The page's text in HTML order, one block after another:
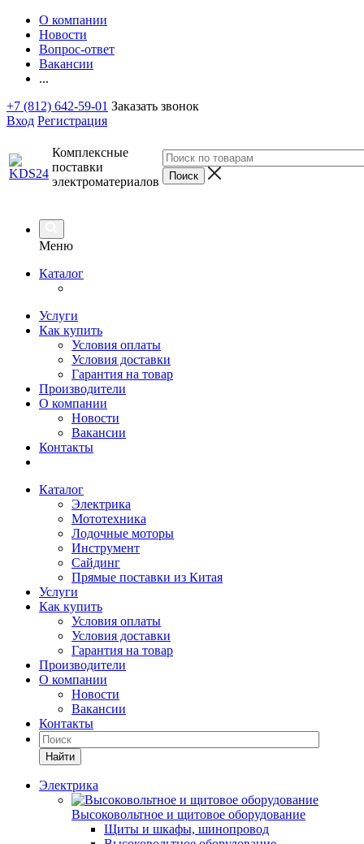
О компании
Новости
Вопрос-ответ
Вакансии
...
+7 (812) 642-59-01 Заказать звонок
Вход Регистрация
Комплексные
поставки
электроматериалов
Меню
Каталог
Услуги
Как купить
Условия оплаты
Условия доставки
Гарантия на товар
Производители
О компании
Новости
Вакансии
Контакты
Каталог
Электрика
Мототехника
Лодочные моторы
Инструмент
Сайдинг
Прямые поставки из Китая
Услуги
Как купить
Условия оплаты
Условия доставки
Гарантия на товар
Производители
О компании
Новости
Вакансии
Контакты
Найти
Электрика
Высоковольтное и щитовое оборудование
Щиты и шкафы, шинопровод